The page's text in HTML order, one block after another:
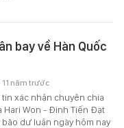
bay về Hàn Quốc
xác nhận chuyện chia
Hari Won - Đinh Tiến Đạt
bão dư luận ngày hôm nay
11 năm trước